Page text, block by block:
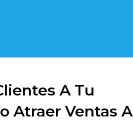
A Tu
Atraer Ventas A